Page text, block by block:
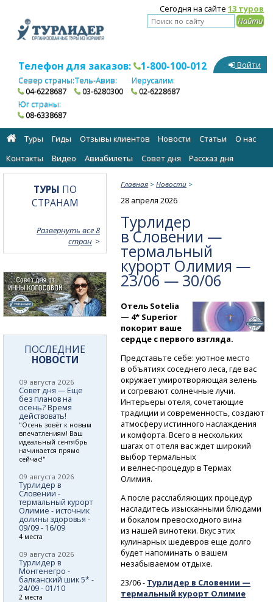
Сегодня на сайте 13 туров
Телефон для заказов: 1-800-100-012
Север страны:
04-6228687
Тель-Авив:
03-6280300
Иерусалим:
02-6228687
Юг страны:
08-6338687
Войти
Туры Гиды Отзывы клиентов Новости Статьи
О нас
Контакты
Видео Авиабилеты Cовет дня Рассказ дня
Главная >Новости >
28 апреля 2026
Турлидер
в Словении —
термальный
курорт Олимия —
23/06 — 30/06
Отель Sotelia
— 4* Superior
покорит ваше
сердце с первого взгляда.
Представьте себе: уютное место
в объятиях соседнего леса, где вас
окружает умиротворяющая зелень
и согревают солнечные лучи.
Интерьеры отеля, сочетающие
традиции и современность, создают
атмосферу истинного наслаждения
и комфорта. Всего в нескольких
шагах от отеля вас ждет широкий
выбор термальных
и велнес-процедур в Термах
Олимия.
А после расслабляющих процедур
насладитесь изысканными блюдами
и бокалом превосходного вина
из нашей винотеки. Вкус этих
кулинарных шедевров еще долго
будет напоминать о вашем
незабываемом отдыхе.
23/06 - Турлидер в Словении —
термальный курорт Олимие
ТУРЫ ПО
СТРАНАМ
Развернуть все 8
стран
ПОСЛЕДНИЕ
НОВОСТИ
09 августа 2026
Совет дня — Еще
без планов на
осень? Время
действовать!
"Осень зовёт к новым
впечатлениям! Ваш
идеальный сентябрь
начинается прямо
сейчас!"
09 августа 2026
Турлидер в
Словении -
термальный курорт
Олимие - источник
долины здоровья -
09/09 - 16/09
4 места
09 августа 2026
Турлидер в
Монтенегро -
балканский шик 5* -
24/09 - 01/10
2 места